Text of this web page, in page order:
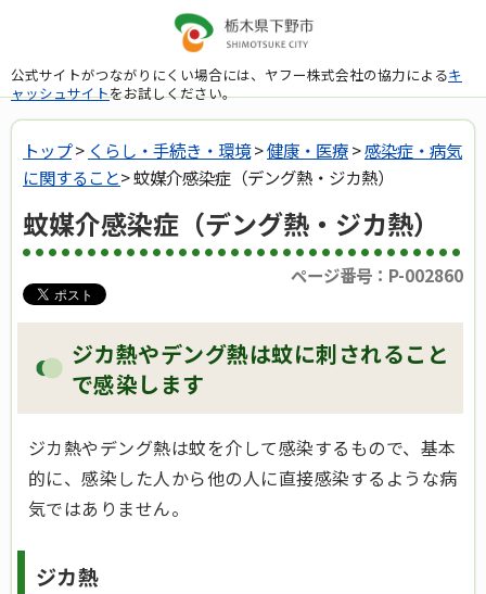
公式サイトがつながりにくい場合には、ヤフー株式会社の協力によるキ
ャッシュサイトをお試しください。
トップ> くらし・手続き・環境>健康・医療>感染症・病気
に関すること> 蚊媒介感染症（デング熱・ジカ熱）
蚊媒介感染症（デング熱・ジカ熱）
ページ番号：P-002860
ジカ熱やデング熱は蚊に刺されること
で感染します
ジカ熱やデング熱は蚊を介して感染するもので、基本
的に、感染した人から他の人に直接感染するような病
気ではありません。
ジカ熱